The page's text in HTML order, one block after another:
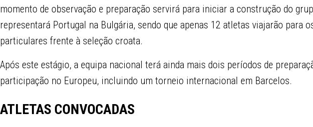
momento de observação e preparação servirá para iniciar a construção do
representará Portugal na Bulgária, sendo que apenas 12 atletas viajarão para
particulares frente à seleção croata.
Após este estágio, a equipa nacional terá ainda mais dois períodos de
participação no Europeu, incluindo um torneio internacional em Barcelos.
ATLETAS CONVOCADAS